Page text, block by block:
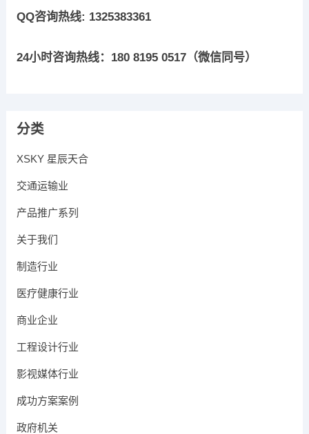
QQ咨询热线: 1325383361
24小时咨询热线：180 8195 0517（微信同号）
分类
XSKY 星辰天合
交通运输业
产品推广系列
关于我们
制造行业
医疗健康行业
商业企业
工程设计行业
影视媒体行业
成功方案案例
政府机关